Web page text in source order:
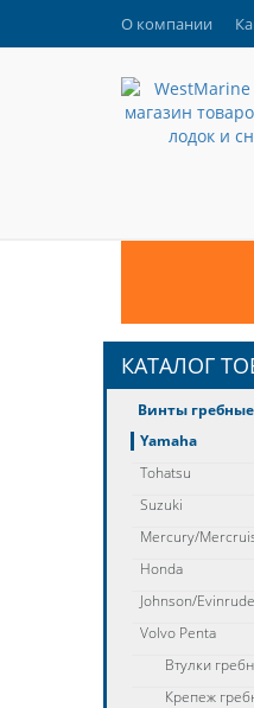
О компании
КАТАЛОГ
Винты гребные
Yamaha
Tohatsu
Suzuki
Mercury/
Honda
Johnson/Evinrude
Volvo Penta
Втулки
Крепеж